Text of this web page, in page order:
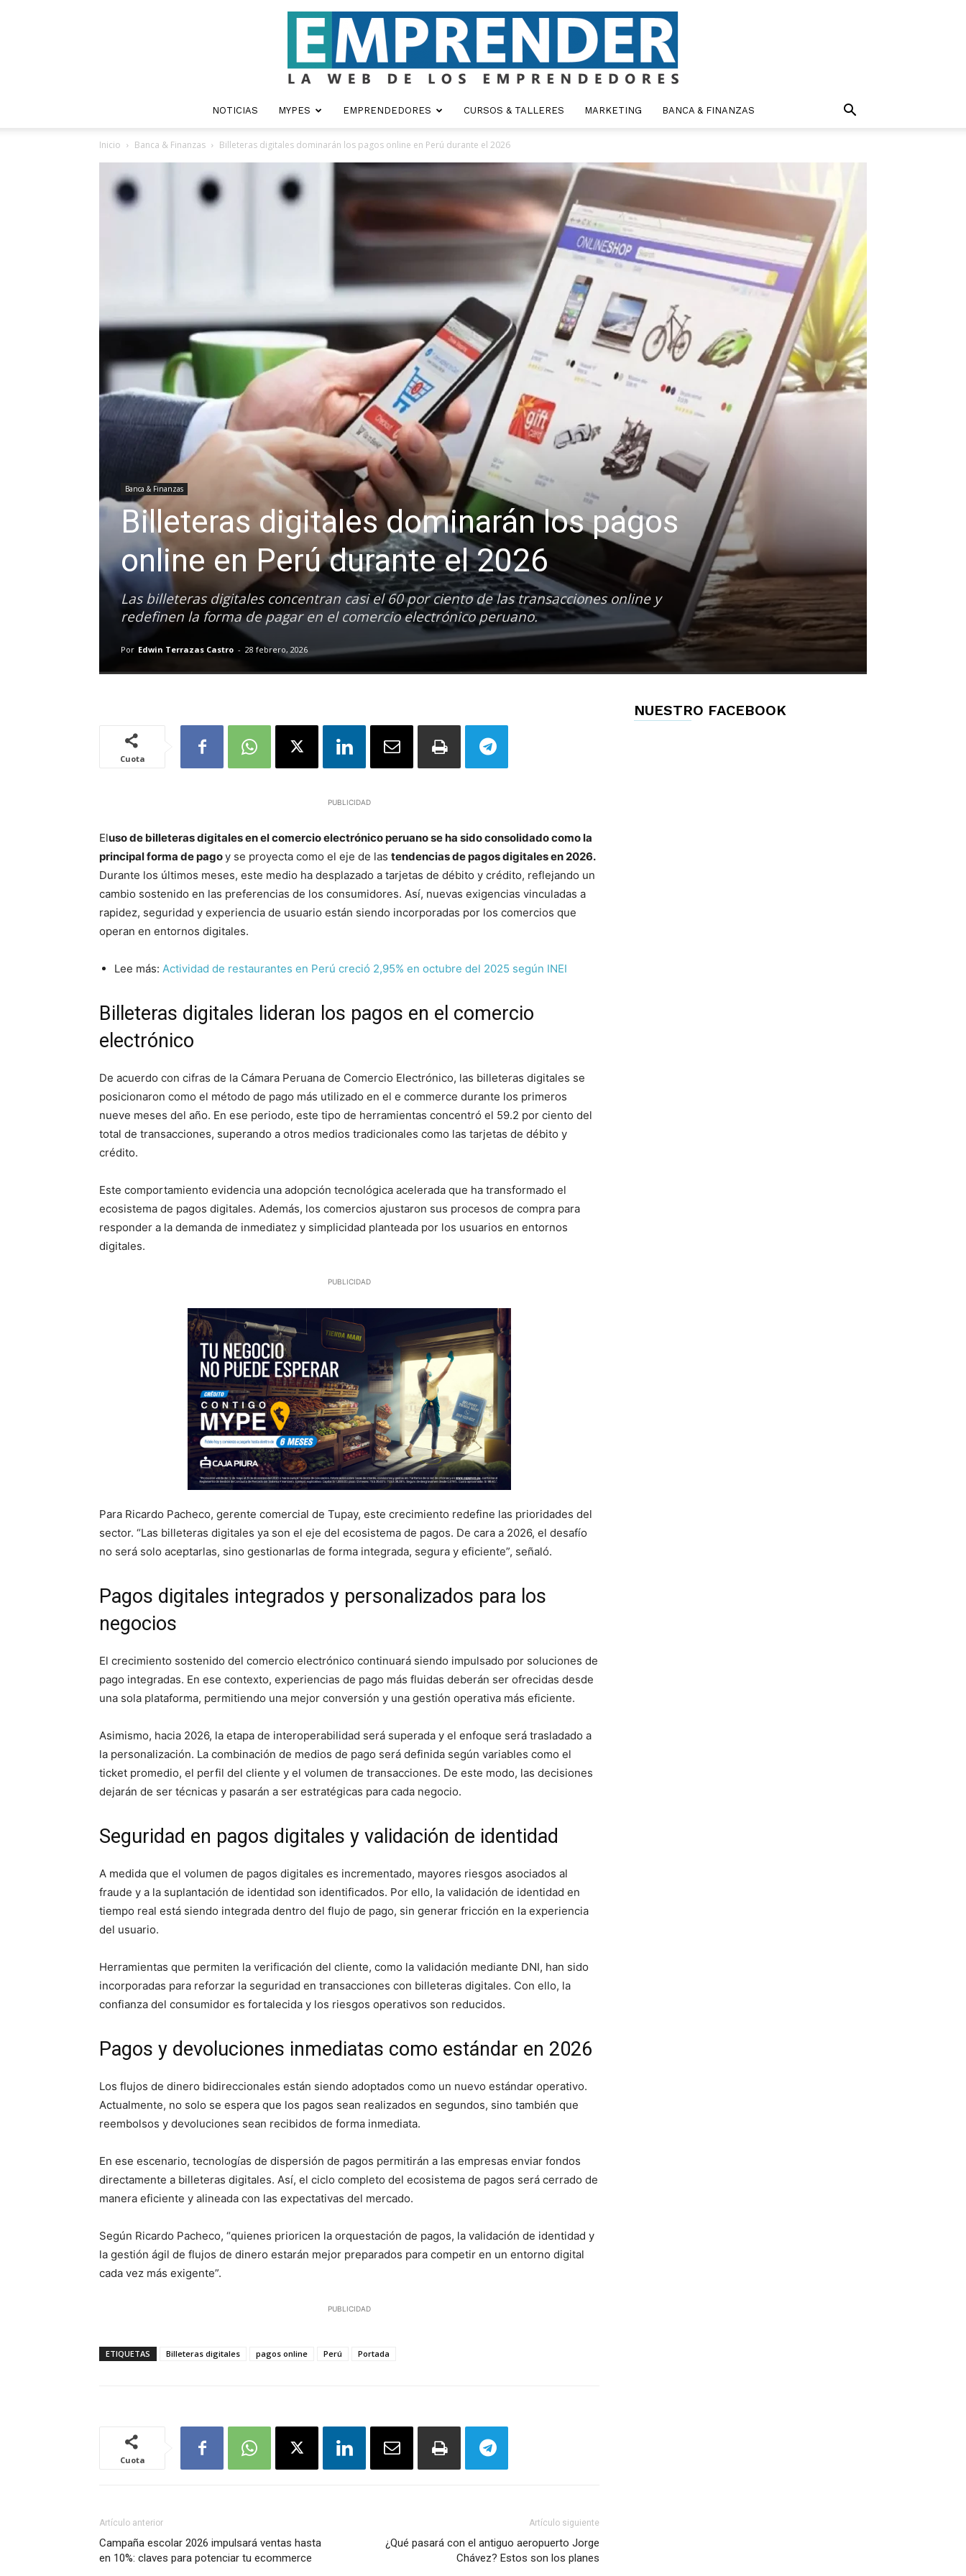
NOTICIAS MYPES EMPRENDEDORES CURSOS & TALLERES MARKETING BANCA & FINANZAS
Inicio Banca & Finanzas Billeteras digitales dominarán los pagos online en Perú durante el 2026
Banca & Finanzas
Billeteras digitales dominarán los pagos
online en Perú durante el 2026
Las billeteras digitales concentran casi el 60 por ciento de las transacciones online y
redefinen la forma de pagar en el comercio electrónico peruano.
Por Edwin Terrazas Castro - 28 febrero, 2026
Cuota
PUBLICIDAD
Eluso de billeteras digitales en el comercio electrónico peruano se ha sido consolidado como la
principal forma de pagoy se proyecta como el eje de las tendencias de pagos digitales en 2026.
Durante los últimos meses, este medio ha desplazado a tarjetas de débito y crédito, reflejando un
cambio sostenido en las preferencias de los consumidores. Así, nuevas exigencias vinculadas a
rapidez, seguridad y experiencia de usuario están siendo incorporadas por los comercios que
operan en entornos digitales.
Lee más: Actividad de restaurantes en Perú creció 2,95% en octubre del 2025 según INEI
Billeteras digitales lideran los pagos en el comercio
electrónico
De acuerdo con cifras de la Cámara Peruana de Comercio Electrónico, las billeteras digitales se
posicionaron como el método de pago más utilizado en el e commerce durante los primeros
nueve meses del año. En ese periodo, este tipo de herramientas concentró el 59.2 por ciento del
total de transacciones, superando a otros medios tradicionales como las tarjetas de débito y
crédito.
Este comportamiento evidencia una adopción tecnológica acelerada que ha transformado el
ecosistema de pagos digitales. Además, los comercios ajustaron sus procesos de compra para
responder a la demanda de inmediatez y simplicidad planteada por los usuarios en entornos
digitales.
PUBLICIDAD
Para Ricardo Pacheco, gerente comercial de Tupay, este crecimiento redefine las prioridades del
sector. “Las billeteras digitales ya son el eje del ecosistema de pagos. De cara a 2026, el desafío
no será solo aceptarlas, sino gestionarlas de forma integrada, segura y eficiente”, señaló.
Pagos digitales integrados y personalizados para los
negocios
El crecimiento sostenido del comercio electrónico continuará siendo impulsado por soluciones de
pago integradas. En ese contexto, experiencias de pago más fluidas deberán ser ofrecidas desde
una sola plataforma, permitiendo una mejor conversión y una gestión operativa más eficiente.
Asimismo, hacia 2026, la etapa de interoperabilidad será superada y el enfoque será trasladado a
la personalización. La combinación de medios de pago será definida según variables como el
ticket promedio, el perfil del cliente y el volumen de transacciones. De este modo, las decisiones
dejarán de ser técnicas y pasarán a ser estratégicas para cada negocio.
Seguridad en pagos digitales y validación de identidad
A medida que el volumen de pagos digitales es incrementado, mayores riesgos asociados al
fraude y a la suplantación de identidad son identificados. Por ello, la validación de identidad en
tiempo real está siendo integrada dentro del flujo de pago, sin generar fricción en la experiencia
del usuario.
Herramientas que permiten la verificación del cliente, como la validación mediante DNI, han sido
incorporadas para reforzar la seguridad en transacciones con billeteras digitales. Con ello, la
confianza del consumidor es fortalecida y los riesgos operativos son reducidos.
Pagos y devoluciones inmediatas como estándar en 2026
Los flujos de dinero bidireccionales están siendo adoptados como un nuevo estándar operativo.
Actualmente, no solo se espera que los pagos sean realizados en segundos, sino también que
reembolsos y devoluciones sean recibidos de forma inmediata.
En ese escenario, tecnologías de dispersión de pagos permitirán a las empresas enviar fondos
directamente a billeteras digitales. Así, el ciclo completo del ecosistema de pagos será cerrado de
manera eficiente y alineada con las expectativas del mercado.
Según Ricardo Pacheco, “quienes prioricen la orquestación de pagos, la validación de identidad y
la gestión ágil de flujos de dinero estarán mejor preparados para competir en un entorno digital
cada vez más exigente”.
PUBLICIDAD
ETIQUETAS Billeteras digitales pagos online Perú Portada
Cuota
Artículo anterior
Campaña escolar 2026 impulsará ventas hasta
en 10%: claves para potenciar tu ecommerce
Artículo siguiente
¿Qué pasará con el antiguo aeropuerto Jorge
Chávez? Estos son los planes
NUESTRO FACEBOOK